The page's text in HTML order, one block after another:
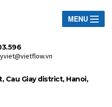
MENU
Cau Giay district, Hanoi,